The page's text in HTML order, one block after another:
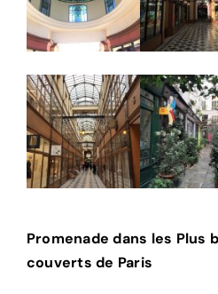
Promenade dans les Plus
couverts de Paris